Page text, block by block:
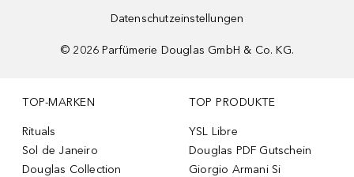
Datenschutzeinstellungen
© 2026 Parfümerie Douglas GmbH & Co. KG.
TOP-MARKEN
Rituals
Sol de Janeiro
Douglas Collection
TOP PRODUKTE
YSL Libre
Douglas PDF Gutschein
Giorgio Armani Si